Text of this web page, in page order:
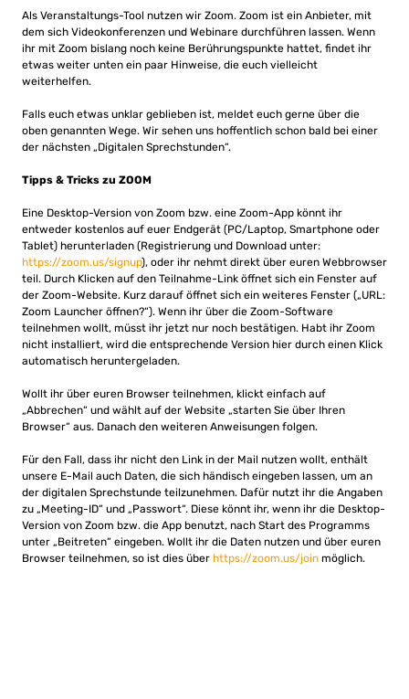
Als Veranstaltungs-Tool nutzen wir Zoom. Zoom ist ein Anbieter, mit
dem sich Videokonferenzen und Webinare durchführen lassen. Wenn
ihr mit Zoom bislang noch keine Berührungspunkte hattet, findet ihr
etwas weiter unten ein paar Hinweise, die euch vielleicht
weiterhelfen.
Falls euch etwas unklar geblieben ist, meldet euch gerne über die
oben genannten Wege. Wir sehen uns hoffentlich schon bald bei einer
der nächsten „Digitalen Sprechstunden“.
Tipps & Tricks zu ZOOM
Eine Desktop-Version von Zoom bzw. eine Zoom-App könnt ihr
entweder kostenlos auf euer Endgerät (PC/Laptop, Smartphone oder
Tablet) herunterladen (Registrierung und Download unter:
https://zoom.us/signup), oder ihr nehmt direkt über euren Webbrowser
teil. Durch Klicken auf den Teilnahme-Link öffnet sich ein Fenster auf
der Zoom-Website. Kurz darauf öffnet sich ein weiteres Fenster („URL:
Zoom Launcher öffnen?“). Wenn ihr über die Zoom-Software
teilnehmen wollt, müsst ihr jetzt nur noch bestätigen. Habt ihr Zoom
nicht installiert, wird die entsprechende Version hier durch einen Klick
automatisch heruntergeladen.
Wollt ihr über euren Browser teilnehmen, klickt einfach auf
„Abbrechen“ und wählt auf der Website „starten Sie über Ihren
Browser“ aus. Danach den weiteren Anweisungen folgen.
Für den Fall, dass ihr nicht den Link in der Mail nutzen wollt, enthält
unsere E-Mail auch Daten, die sich händisch eingeben lassen, um an
der digitalen Sprechstunde teilzunehmen. Dafür nutzt ihr die Angaben
zu „Meeting-ID“ und „Passwort“. Diese könnt ihr, wenn ihr die Desktop-
Version von Zoom bzw. die App benutzt, nach Start des Programms
unter „Beitreten“ eingeben. Wollt ihr die Daten nutzen und über euren
Browser teilnehmen, so ist dies über https://zoom.us/join möglich.